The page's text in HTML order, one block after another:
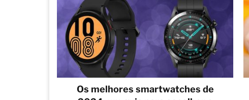
Os melhores smartwatches de